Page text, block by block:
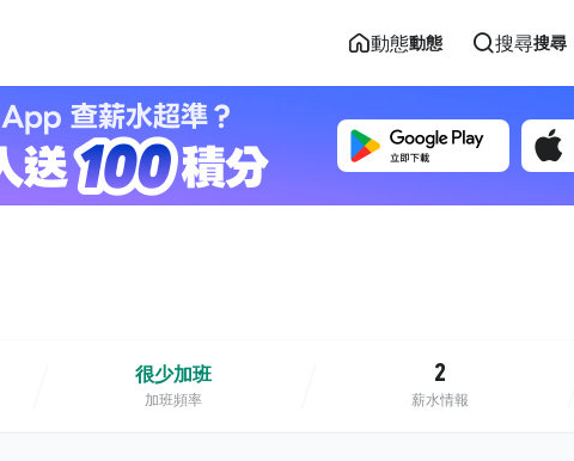
動態動態 搜尋搜尋
很少加班
加班頻率
2
薪水情報